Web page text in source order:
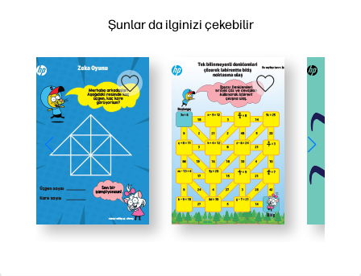
Şunlar da ilginizi çekebilir